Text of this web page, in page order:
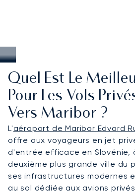
Quel Est Le
Pour Les Vols
Vers Maribor ?
L'aéroport de Maribor Edvard
offre aux voyageurs en jet
d'entrée efficace en Slovénie,
deuxième plus grande ville du
ses infrastructures modernes
au sol dédiée aux avions